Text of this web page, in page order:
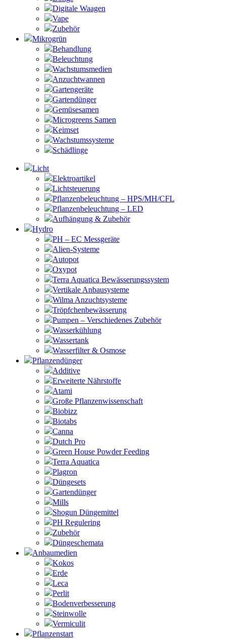
Digitale Waagen
Vape
Zubehör
Mikrogrün
Behandlung
Beleuchtung
Wachstumsmedien
Anzuchtwannen
Gartengeräte
Gartendünger
Gemüsesamen
Microgreens Samen
Keimset
Wachstumssysteme
Schädlinge
Licht
Elektroartikel
Lichtsteuerung
Pflanzenbeleuchtung – HPS/MH/CFL
Pflanzenbeleuchtung – LED
Aufhängung & Zubehör
Hydro
PH – EC Messgeräte
Alien-Systeme
Autopot
Oxypot
Terra Aquatica Bewässerungssystem
Vertikale Anbausysteme
Wilma Anzuchtsysteme
Tröpfchenbewässerung
Pumpen – Verschiedenes Zubehör
Wasserkühlung
Wassertank
Wasserfilter & Osmose
Pflanzendünger
Additive
Erweiterte Nährstoffe
Atami
Große Pflanzenwissenschaft
Biobizz
Biotabs
Canna
Dutch Pro
Green House Powder Feeding
Terra Aquatica
Plagron
Düngesets
Gartendünger
Mills
Shogun Düngemittel
PH Regulering
Zubehör
Düngeschemata
Anbaumedien
Kokos
Erde
Leca
Perlit
Bodenverbesserung
Steinwolle
Vermiculit
Pflanzenstart